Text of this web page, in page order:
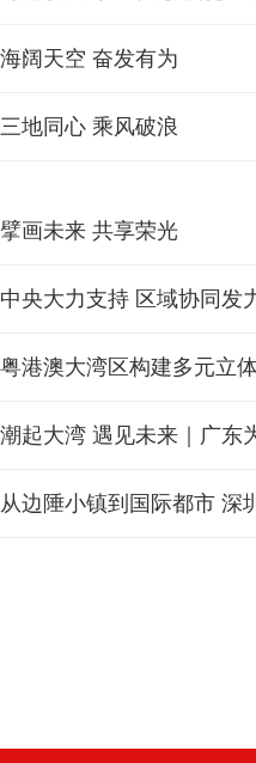
海阔天空 奋发有为
三地同心 乘风破浪
擘画未来 共享荣光
中央大力支持 区域协同发
粤港澳大湾区构建多元立
潮起大湾 遇见未来｜广东
从边陲小镇到国际都市 深